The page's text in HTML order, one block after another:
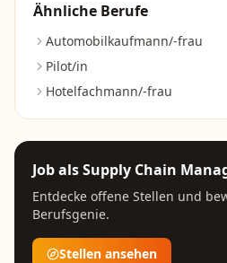
Ähnliche Berufe
Automobilkaufmann/-frau
Pilot/in
Hotelfachmann/-frau
Job alsSupply Chain
Entdecke offene Stellen und
Berufsgenie.
Stellen ansehen